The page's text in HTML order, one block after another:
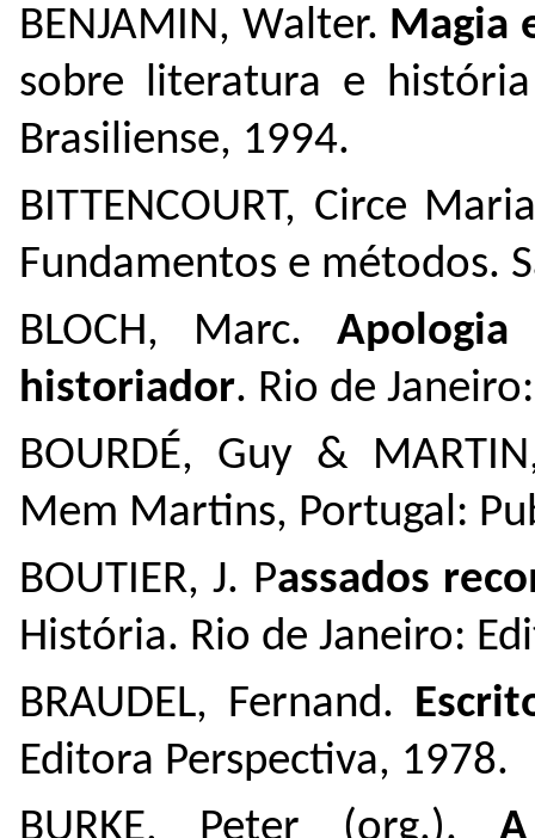
BENJAMIN, Walter. Magia
sobre literatura e
Brasiliense, 1994.
BITTENCOURT, Circe
Fundamentos e métodos.
BLOCH, Marc.
historiador. Rio de
BOURDÉ, Guy &
Mem Martins, Portugal:
BOUTIER, J. Passados
História. Rio de Janeiro:
BRAUDEL, Fernand.
Editora Perspectiva, 1978.
BURKE, Peter (org.).